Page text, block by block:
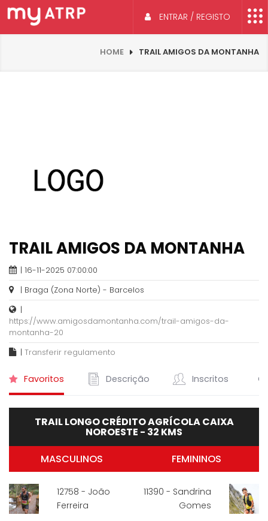
ENTRAR / REGISTO
HOME TRAIL AMIGOS DA MONTANHA
TRAIL AMIGOS DA MONTANHA
| 16-11-2025 07:00:00
| Braga (Zona Norte) - Barcelos
|
https://www.amigosdamontanha.com/trail-amigos-da-
montanha-20
| Transferir regulamento
Favoritos Descrição Inscritos
TRAIL LONGO CRÉDITO AGRÍCOLA CAIXA
NOROESTE - 32 KMS
MASCULINOS
12758 - João
Ferreira
FEMININOS
11390 - Sandrina
Gomes